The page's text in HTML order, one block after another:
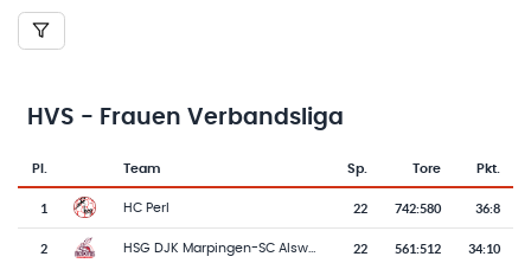
HVS - Frauen Verbandsliga
Tabelle mit Vereinsplatzierungen, Spielen, Toren und Punkten
Pl.
Team-Logo
Team Sp. Tore Pkt.
1 HC Perl 22 742:580 36:8
2 22 561:512 34:10